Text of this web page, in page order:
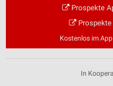
Prospekte
Kostenlos im
In